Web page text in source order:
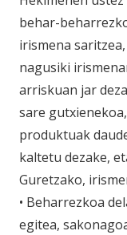
behar-
irismena
nagusiki
arriskuan jar
sare
produktuak
kaltetu dezake,
Guretzako,
• Beharrezkoa
egitea,